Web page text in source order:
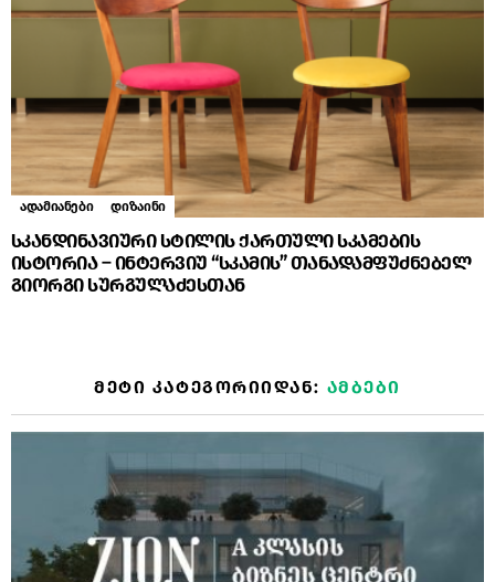
ადამიანები დიზაინი
სკანდინავიური სტილის ქართული სკამების
ისტორია – ინტერვიუ “სკამის” თანადამფუძნებელ
გიორგი სურგულაძესთან
ᲛᲔᲢᲘ ᲙᲐᲢᲔᲒᲝᲠᲘᲘᲓᲐᲜ: ᲐᲛᲑᲔᲑᲘ